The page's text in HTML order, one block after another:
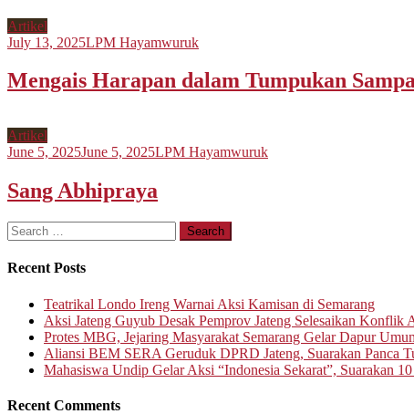
Artikel
July 13, 2025LPM Hayamwuruk
Mengais Harapan dalam Tumpukan
Artikel
June 5, 2025June 5, 2025LPM Hayamwuruk
Sang Abhipraya
Search
for:
Recent Posts
Teatrikal Londo Ireng Warnai Aksi Kamisan di Semarang
Aksi Jateng Guyub Desak Pemprov Jateng Selesaikan
Protes MBG, Jejaring Masyarakat Semarang Gelar Dapur
Aliansi BEM SERA Geruduk DPRD Jateng, Suarakan Panca
Mahasiswa Undip Gelar Aksi “Indonesia Sekarat”, Suarakan
Recent Comments